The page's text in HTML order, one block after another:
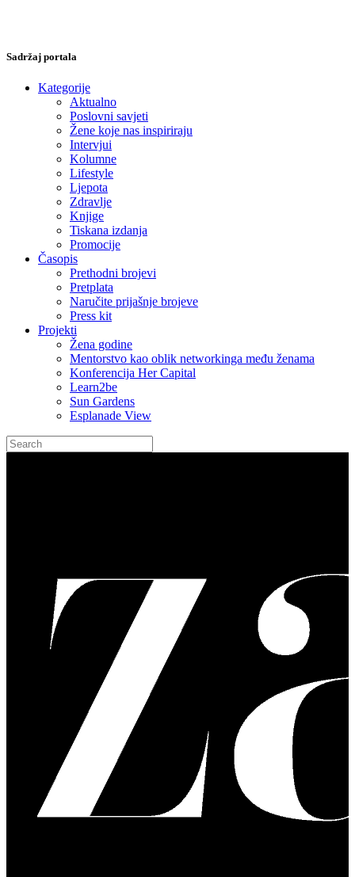
Sadržaj portala
Kategorije
Aktualno
Poslovni savjeti
Žene koje nas inspiriraju
Intervjui
Kolumne
Lifestyle
Ljepota
Zdravlje
Knjige
Tiskana izdanja
Promocije
Časopis
Prethodni brojevi
Pretplata
Naručite prijašnje brojeve
Press kit
Projekti
Žena godine
Mentorstvo kao oblik networkinga među ženama
Konferencija Her Capital
Learn2be
Sun Gardens
Esplanade View